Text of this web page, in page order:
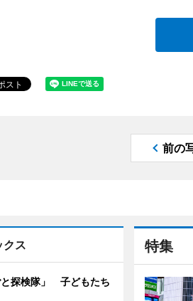
前の
特集
クス
探検隊」 子どもたち